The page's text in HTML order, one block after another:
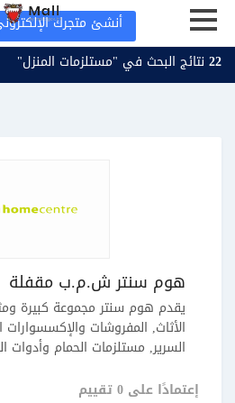
أنشئ متجرك
22 نتائج البحث في "مستلزمات المنزل"
هوم سنتر ش.م.ب مقفلة
يقدم هوم سنتر مجموعة كبيرة
الأثاث, المفروشات والإكسسوارات
السرير, مستلزمات الحمام وأدوات
إعتمادًا على 0 تقييم